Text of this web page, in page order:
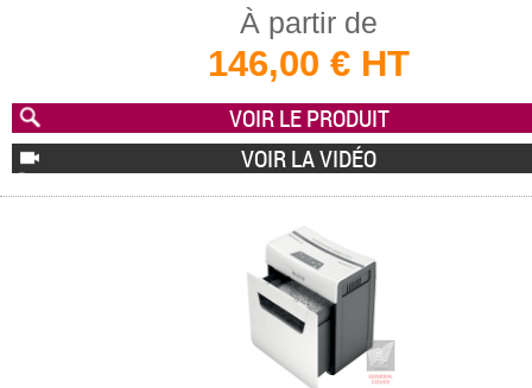
À partir de
146,00 € HT
VOIR LE PRODUIT
VOIR LA VIDÉO